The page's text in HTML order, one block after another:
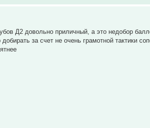
Д2 довольно приличный, а это недобор
за счет не очень грамотной тактики